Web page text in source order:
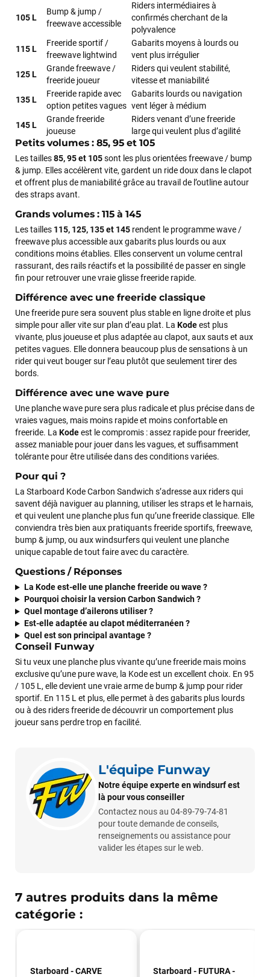
105 L
Bump & jump /
freewave accessible
Riders intermédiaires à
confirmés cherchant de la
polyvalence
115 L
Freeride sportif /
freewave lightwind
Gabarits moyens à lourds ou
vent plus irrégulier
125 L
Grande freewave /
freeride joueur
Riders qui veulent stabilité,
vitesse et maniabilité
135 L
Freeride rapide avec
option petites vagues
Gabarits lourds ou navigation
vent léger à médium
145 L
Grande freeride
joueuse
Riders venant d’une freeride
large qui veulent plus d’agilité
Petits volumes : 85, 95 et 105
Les tailles85, 95 et 105sont les plus orientées freewave / bump
& jump. Elles accélèrent vite, gardent un ride doux dans le clapot
et offrent plus de maniabilité grâce au travail de l’outline autour
des straps avant.
Grands volumes : 115 à 145
Les tailles 115, 125, 135 et 145 rendent le programme wave /
freewave plus accessible aux gabarits plus lourds ou aux
conditions moins établies. Elles conservent un volume central
rassurant, des rails réactifs et la possibilité de passer en single
fin pour retrouver une vraie glisse freeride rapide.
Différence avec une freeride classique
Une freeride pure sera souvent plus stable en ligne droite et plus
simple pour aller vite sur plan d’eau plat. La Kodeest plus
vivante, plus joueuse et plus adaptée au clapot, aux sauts et aux
petites vagues. Elle donnera beaucoup plus de sensations à un
rider qui veut bouger sur l’eau plutôt que seulement tirer des
bords.
Différence avec une wave pure
Une planche wave pure sera plus radicale et plus précise dans de
vraies vagues, mais moins rapide et moins confortable en
freeride. La Kodeest le compromis : assez rapide pour freerider,
assez maniable pour jouer dans les vagues, et suffisamment
tolérante pour être utilisée dans des conditions variées.
Pour qui ?
La Starboard Kode Carbon Sandwich s’adresse aux riders qui
savent déjà naviguer au planning, utiliser les straps et le harnais,
et qui veulent une planche plus fun qu’une freeride classique. Elle
conviendra très bien aux pratiquants freeride sportifs, freewave,
bump & jump, ou aux windsurfers qui veulent une planche
unique capable de tout faire avec du caractère.
Questions / Réponses
La Kode est-elle une planche freeride ou wave ?
Pourquoi choisir la version Carbon Sandwich ?
Quel montage d’ailerons utiliser ?
Est-elle adaptée au clapot méditerranéen ?
Quel est son principal avantage ?
Conseil Funway
Si tu veux une planche plus vivante qu’une freeride mais moins
exclusive qu’une pure wave, la Kode est un excellent choix. En 95
/ 105 L, elle devient une vraie arme de bump & jump pour rider
sportif. En 115 L et plus, elle permet à des gabarits plus lourds
ou à des riders freeride de découvrir un comportement plus
joueur sans perdre trop en facilité.
L'équipe Funway
Notre équipe experte en windsurf est
là pour vous conseiller
Contactez nous au 04-89-79-74-81
pour toute demande de conseils,
renseignements ou assistance pour
valider les étapes sur le web.
7 autres produits dans la même
catégorie :
Starboard - CARVE
Starboard - FUTURA -
commande validée, le magasin m’a appelé pour confirmer
avec moi les caractéristiques des équipements, me conseiller
sur le matériel à choisir, et m’a même offert du matériel en
plus. Niveau réactivité, c’est au top : la commande est partie
le lendemain, et j’ai bien reçu tout le matériel dans un colis
propre et soigné. Plus qu’à tester ça sur l’eau ! Je
recommande vivement ce magasin pour son
professionnalisme et sa réactivité.
Sébastien BACHELIER
il y a un mois
Cela faisait 6 mois que je galérais à remplacer ma board eux
m'ont trouvé une pépite à laquelle je n'aurais jamais pensé !
Excellent conseil excellent prix et en plus super sympas. Merci
encore pour cette severne dyno !
Maronui RICHMOND
J'ai acheté une voile d'occasion depuis Tahiti. Super service.
L'envoi a été rapide. La voile est arrivée en super état.
Mauruuru roa.
VOIR TOUS LES AVIS
LAISSER UN AVIS